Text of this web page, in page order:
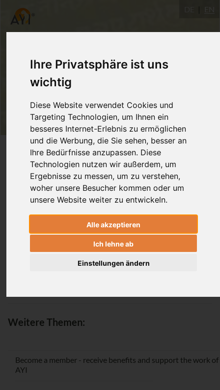
Ihre Privatsphäre ist uns
wichtig
Diese Website verwendet Cookies und
Targeting Technologien, um Ihnen ein
besseres Internet-Erlebnis zu ermöglichen
und die Werbung, die Sie sehen, besser an
Ihre Bedürfnisse anzupassen. Diese
Technologien nutzen wir außerdem, um
Ergebnisse zu messen, um zu verstehen,
woher unsere Besucher kommen oder um
unsere Website weiter zu entwickeln.
Alle akzeptieren
Ich lehne ab
Einstellungen ändern
Login
Passwort vergessen / Registrieren
Weitere Themen:
Become a member - receive benefits and support the work of
AYI